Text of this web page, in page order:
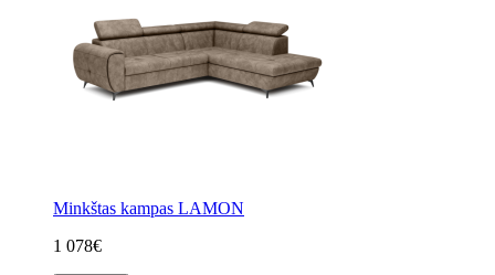
Minkštas kampas LAMON
1 078€